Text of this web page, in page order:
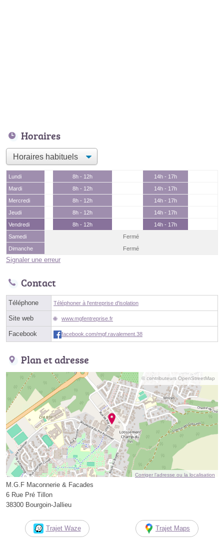
Horaires
Lundi 8h - 12h
14h - 17h
Mardi
8h - 12h
14h - 17h
Mercredi
8h - 12h
14h - 17h
Jeudi
8h - 12h
14h - 17h
Vendredi
8h - 12h
14h - 17h
Samedi
Fermé
Dimanche
Fermé
Signaler une erreur
Contact
Téléphone Téléphoner à l'entreprise d'isolation
Site web www.mgfentreprise.fr
Facebook facebook.com/mgf.ravalement.38
Plan et adresse
© contributeurs OpenStreetMap
Corriger l’adresse ou la localisation
M.G.F Maconnerie & Facades
6 Rue Pré Tillon
38300 Bourgoin-Jallieu
Trajet Waze Trajet Maps